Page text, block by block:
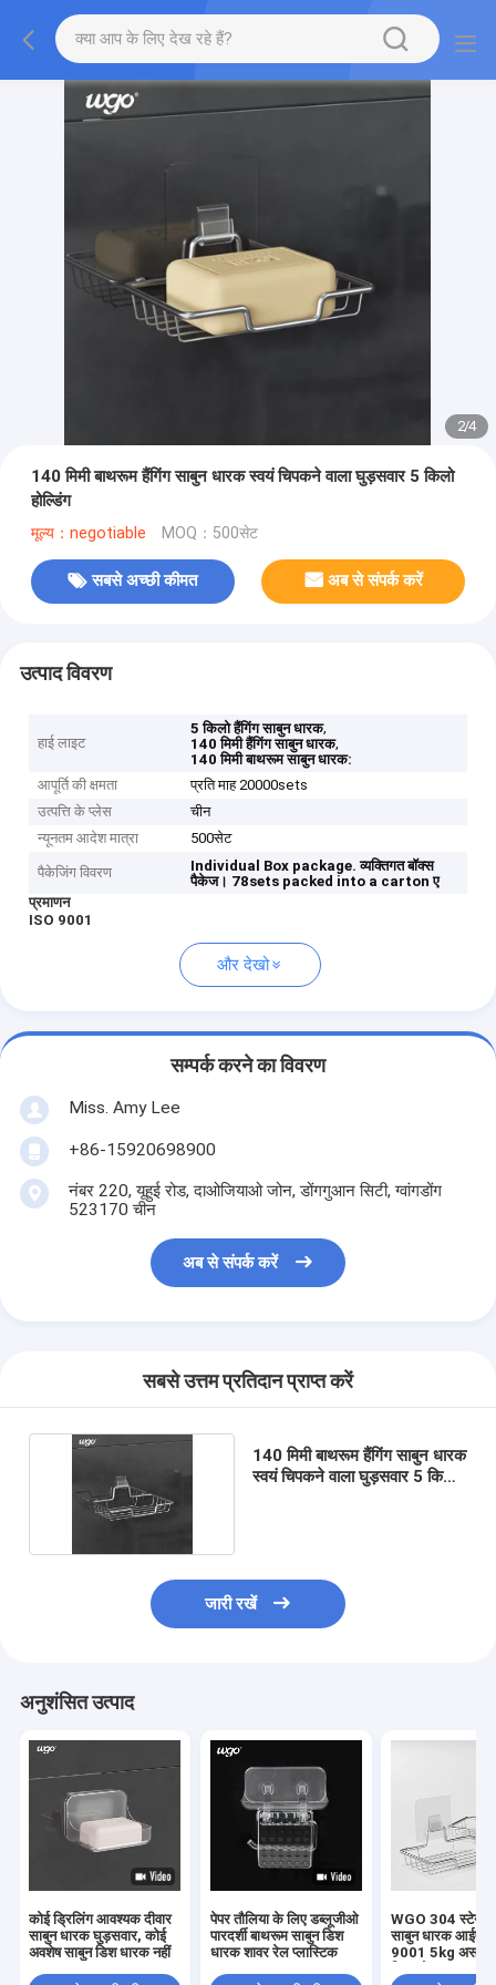
2/4
140 मिमी बाथरूम हैंगिंग साबुन धारक स्वयं चिपकने वाला घुड़सवार 5 किलो
होल्डिंग
मूल्य：negotiable MOQ：500सेट
सबसे अच्छी कीमत अब से संपर्क करें
उत्पाद विवरण
हाई लाइट
5 किलो हैंगिंग साबुन धारक,
140 मिमी हैंगिंग साबुन धारक,
140 मिमी बाथरूम साबुन धारक:
आपूर्ति की क्षमता
प्रति माह 20000sets
उत्पत्ति के प्लेस
चीन
न्यूनतम आदेश मात्रा
500सेट
पैकेजिंग विवरण Individual Box package. व्यक्तिगत बॉक्स
पैकेज। 78sets packed into a carton ए
प्रमाणन
ISO 9001
और देखो
सम्पर्क करने का विवरण
Miss. Amy Lee
+86-15920698900
नंबर 220, यूहुई रोड, दाओजियाओ जोन, डोंगगुआन सिटी, ग्वांगडोंग
523170 चीन
अब से संपर्क करें
सबसे उत्तम प्रतिदान प्राप्त करें
140 मिमी बाथरूम हैंगिंग साबुन धारक
स्वयं चिपकने वाला घुड़सवार 5 किलो
जारी रखें
अनुशंसित उत्पाद
कोई ड्रिलिंग आवश्यक दीवार
साबुन धारक घुड़सवार, कोई
अवशेष साबुन डिश धारक नहीं
पेपर तौलिया के लिए डब्लूजीओ
पारदर्शी बाथरूम साबुन डिश
धारक शावर रेल प्लास्टिक
WGO 304
साबुन धारक
9001 5kg असर